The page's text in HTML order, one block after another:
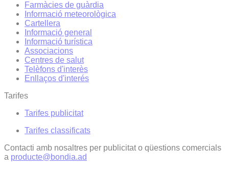
Farmàcies de guàrdia
Informació meteorològica
Cartellera
Informació general
Informació turística
Associacions
Centres de salut
Telèfons d'interès
Enllaços d'interés
Tarifes
Tarifes publicitat
Tarifes classificats
Contacti amb nosaltres per publicitat o qüestions comercials
a producte@bondia.ad